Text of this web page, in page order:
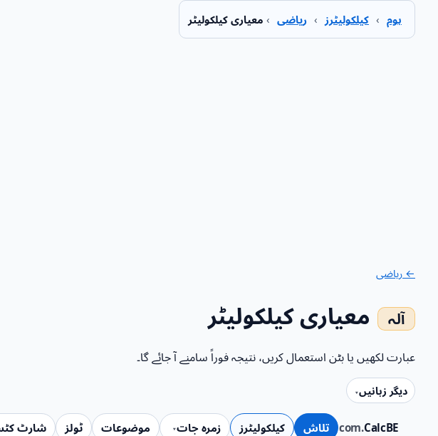
ہوم › کیلکولیٹرز › ریاضی › معیاری کیلکولیٹر
CalcBE
.com تلاش کیلکولیٹرز زمرہ جات موضوعات ٹولز شارٹ
← ریاضی
معیاری کیلکولیٹر
عبارت لکھیں یا بٹن استعمال کریں، نتیجہ فوراً سامنے آ جائے گا۔
دیگر زبانیں